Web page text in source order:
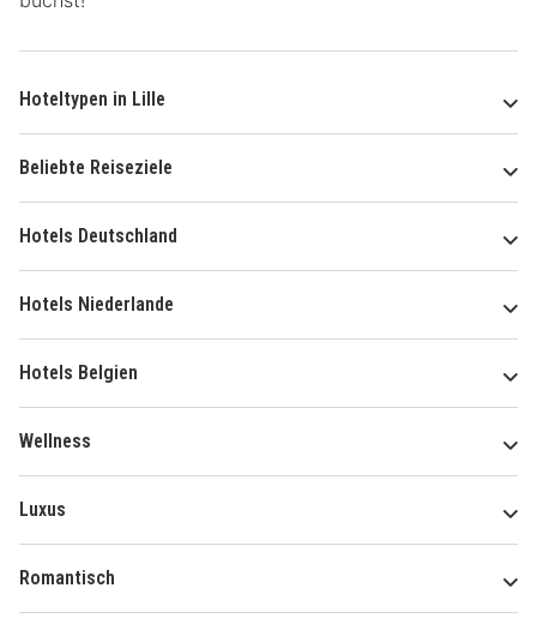
Hoteltypen in Lille
Beliebte Reiseziele
Hotels Deutschland
Hotels Niederlande
Hotels Belgien
Wellness
Luxus
Romantisch